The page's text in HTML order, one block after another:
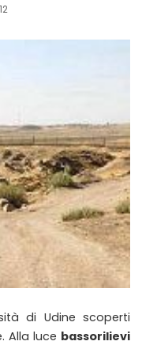
di Udine scoperti
Alla luce bassorilievi